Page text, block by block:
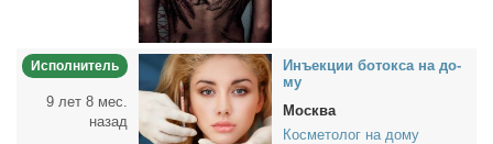
Исполнитель
9 лет 8 мес.
назад
Инъ­ек­ции бо­ток­са на до­
му
Москва
Косметолог на дому